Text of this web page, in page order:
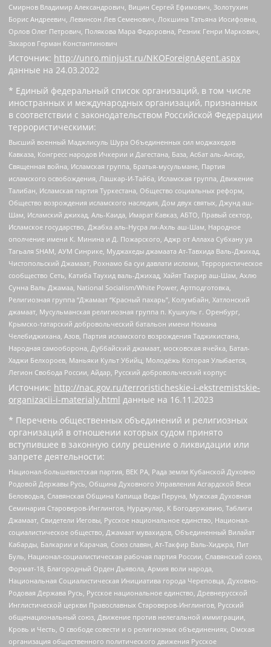
Смирнов Владимир Александрович, Вицин Сергей Ефимович, Золотухин
Борис Андреевич, Левинсон Лев Семенович, Локшина Татьяна Иосифовна,
Орлов Олег Петрович, Полякова Мара Федоровна, Резник Генри Маркович,
Захаров Герман Константинович
Источник: http://unro.minjust.ru/NKOForeignAgent.aspx
данные на 24.03.2022
* Единый федеральный список организаций, в том числе
иностранных и международных организаций, признанных
в соответствии с законодательством Российской Федерации
террористическими:
Высший военный Маджлисуль Шура Объединенных сил моджахедов
Кавказа, Конгресс народов Ичкерии и Дагестана, База, Асбат аль-Ансар,
Священная война, Исламская группа, Братья-мусульмане, Партия
исламского освобождения, Лашкар-И-Тайба, Исламская группа, Движение
Талибан, Исламская партия Туркестана, Общество социальных реформ,
Общество возрождения исламского наследия, Дом двух святых, Джунд аш-
Шам, Исламский джихад, Аль-Каида, Имарат Кавказ, АБТО, Правый сектор,
Исламское государство, Джабха аль-Нусра ли-Ахль аш-Шам, Народное
ополчение имени К. Минина и Д. Пожарского, Аджр от Аллаха Субхану уа
Тагьаля SHAM, АУМ Синрике, Муджахеды джамаата Ат-Тавхида Валь-Джихад,
Чистопольский Джамаат, Рохнамо ба суи давлати исломи, Террористическое
сообщество Сеть, Катиба Таухид валь-Джихад, Хайят Тахрир аш-Шам, Ахлю
Сунна Валь Джамаа, National Socialism/White Power, Артподготовка,
Религиозная группа “Джамаат “Красный пахарь”, Колумбайн, Хатлонский
джамаат, Мусульманская религиозная группа п. Кушкуль г. Оренбург,
Крымско-татарский добровольческий батальон имени Номана
Челебиджихана, Азов, Партия исламского возрождения Таджикистана,
Народная самооборона, Дуббайский джамаат, московская ячейка, Батал-
Хаджи Белхороев, Маньяки Культ Убийц, Молодёжь Которая Улыбается,
Легион Свобода России, Айдар, Русский добровольческий корпус
Источник: http://nac.gov.ru/terroristicheskie-i-ekstremistskie-
organizacii-i-materialy.html данные на 16.11.2023
* Перечень общественных объединений и религиозных
организаций в отношении которых судом принято
вступившее в законную силу решение о ликвидации или
запрете деятельности:
Национал-большевистская партия, ВЕК РА, Рада земли Кубанской Духовно
Родовой Державы Русь, Община Духовного Управления Асгардской Веси
Беловодья, Славянская Община Капища Веды Перуна, Мужская Духовная
Семинария Староверов-Инглингов, Нурджулар, К Богодержавию, Таблиги
Джамаат, Свидетели Иеговы, Русское национальное единство, Национал-
социалистическое общество, Джамаат мувахидов, Объединенный Вилайат
Кабарды, Балкарии и Карачая, Союз славян, Ат-Такфир Валь-Хиджра, Пит
Буль, Национал-социалистическая рабочая партия России, Славянский союз,
Формат-18, Благородный Орден Дьявола, Армия воли народа,
Национальная Социалистическая Инициатива города Череповца, Духовно-
Родовая Держава Русь, Русское национальное единство, Древнерусской
Инглистической церкви Православных Староверов-Инглингов, Русский
общенациональный союз, Движение против нелегальной иммиграции,
Кровь и Честь, О свободе совести и о религиозных объединениях, Омская
организация общественного политического движения Русское